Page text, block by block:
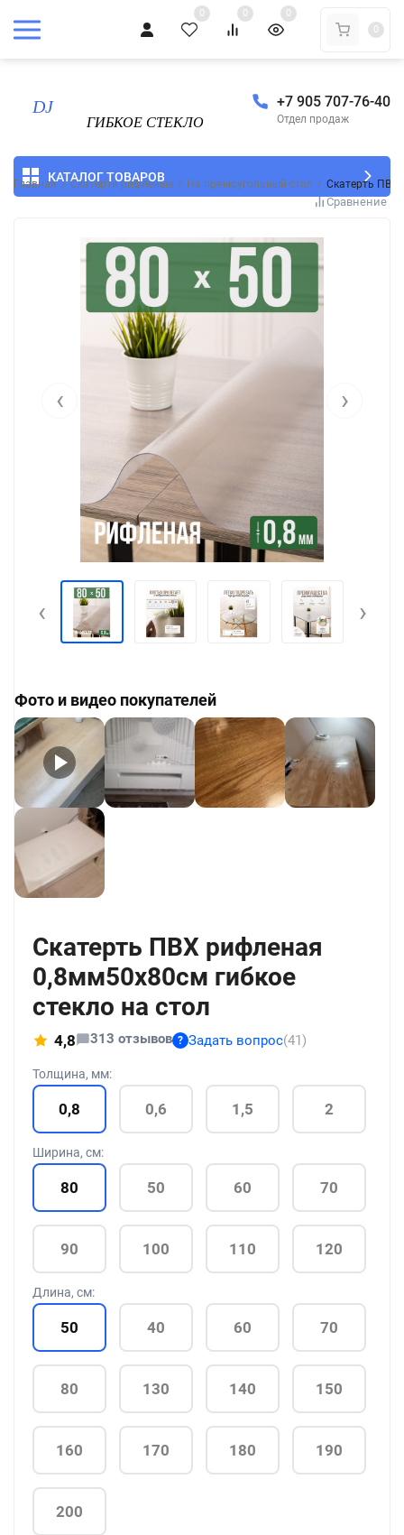
0 0
0
0
+7 905 707-76-40
Отдел продаж
КАТАЛОГ ТОВАРОВ
Главная / Скатерти рифленые / На прямоугольный стол / Скатерть ПВХ
Сравнение
‹ ›
‹ ›
Фото и видео покупателей
Скатерть ПВХ рифленая
0,8мм50x80см гибкое
стекло на стол
4,8 313 отзывов ? Задать вопрос(41)
Толщина, мм:
0,8 0,6 1,5 2
Ширина, см:
80 50 60 70
90 100 110 120
Длина, см:
50 40 60 70
80 130 140 150
160 170 180 190
200